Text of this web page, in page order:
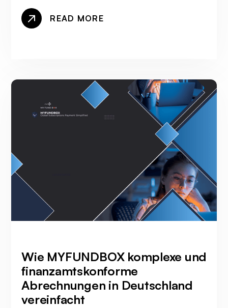
READ MORE
Wie MYFUNDBOX komplexe und
finanzamtskonforme
Abrechnungen in Deutschland
vereinfacht